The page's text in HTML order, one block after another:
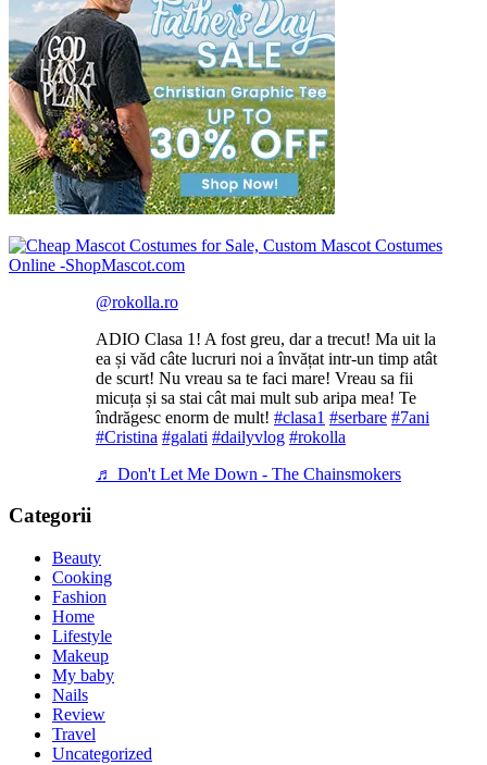
@rokolla.ro
ADIO Clasa 1! A fost greu, dar a trecut! Ma uit la
ea și văd câte lucruri noi a învățat intr-un timp atât
de scurt! Nu vreau sa te faci mare! Vreau sa fii
micuța și sa stai cât mai mult sub aripa mea! Te
îndrăgesc enorm de mult! #clasa1 #serbare #7ani
#Cristina #galati #dailyvlog #rokolla
♬ Don't Let Me Down - The Chainsmokers
Categorii
Beauty
Cooking
Fashion
Home
Lifestyle
Makeup
My baby
Nails
Review
Travel
Uncategorized